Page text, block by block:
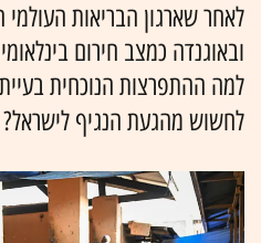
לאחר שארגון הבריאות
ובאוגנדה כמצב חירום
למה ההתפרצות הנוכחית
לחשוש מהגעת הנגיף